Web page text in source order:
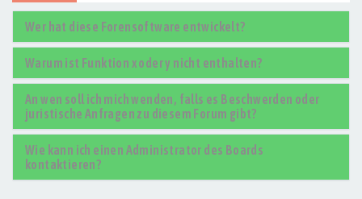
Wer hat diese Forensoftware entwickelt?
Warum ist Funktion x oder y nicht enthalten?
An wen soll ich mich wenden, falls es Beschwerden oder
juristische Anfragen zu diesem Forum gibt?
Wie kann ich einen Administrator des Boards
kontaktieren?